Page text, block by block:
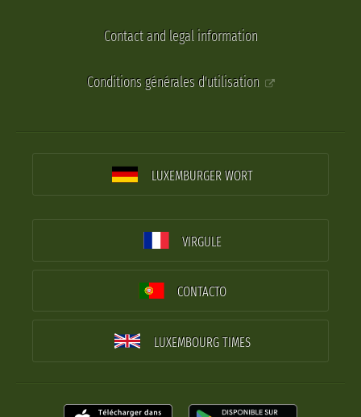
Contact and legal information
Conditions générales d'utilisation
LUXEMBURGER WORT
VIRGULE
CONTACTO
LUXEMBOURG TIMES